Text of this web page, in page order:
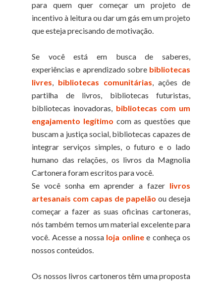
para quem quer começar um projeto de
incentivo à leitura ou dar um gás em um projeto
que esteja precisando de motivação.
Se você está em busca de saberes,
experiências e aprendizado sobre bibliotecas
livres, bibliotecas comunitárias, ações de
partilha de livros, bibliotecas futuristas,
bibliotecas inovadoras, bibliotecas com um
engajamento legítimo com as questões que
buscam a justiça social, bibliotecas capazes de
integrar serviços simples, o futuro e o lado
humano das relações, os livros da Magnolia
Cartonera foram escritos para você.
Se você sonha em aprender a fazer livros
artesanais com capas de papelão ou deseja
começar a fazer as suas oficinas cartoneras,
nós também temos um material excelente para
você. Acesse a nossa loja onlinee conheça os
nossos conteúdos.
Os nossos livros cartoneros têm uma proposta